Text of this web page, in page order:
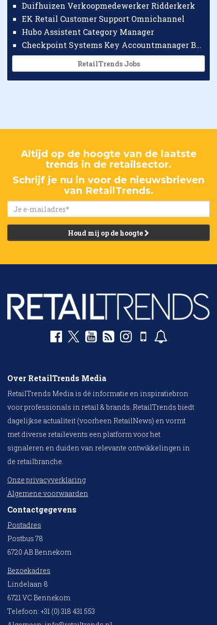
Duifhuizen Verkoopmedewerker Ridderkerk
EK Retail Customer Support Omnichannel
Hubo Assistent Category Manager
Checkpoint Systems Key Accountmanager Benelux
RetailTrends Jobs
Altijd op de hoogte van de laatste
trends in de retailsector.
Schrijf je nu in voor de nieuwsbrieven
van RetailTrends.
Houd mij op de hoogte
Over RetailTrends Media
RetailTrends Media is dé informatie en inspiratiebron
voor professionals in retail & brands. RetailTrends biedt
dagelijkse actualiteit (voorheen RetailNews) en vormt
met diverse retailevents een platform voor het
signaleren en duiden van relevante ontwikkelingen in
de retailbranche.
Onze privacyverklaring
Algemene voorwaarden
Contactgegevens
Postadres
Postbus 78
6720 AB Bennekom
Bezoekadres
Lindelaan 8
6721 VC Bennekom
Telefoon: +31 (0) 318 431 553